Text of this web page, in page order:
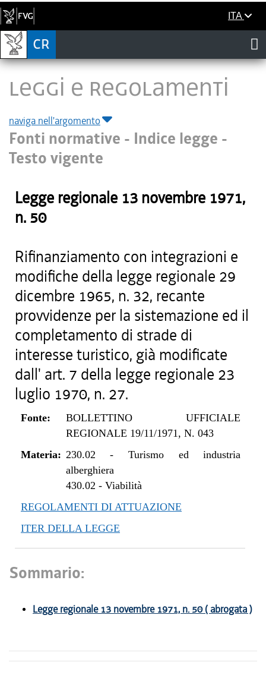
ITA
LEGGI E REGOLAMENTI
naviga nell'argomento
Fonti normative - Indice legge -
Testo vigente
Legge regionale 13 novembre 1971,
n. 50
Rifinanziamento con integrazioni e
modifiche della legge regionale 29
dicembre 1965, n. 32, recante
provvidenze per la sistemazione ed il
completamento di strade di
interesse turistico, già modificate
dall' art. 7 della legge regionale 23
luglio 1970, n. 27.
Fonte:
BOLLETTINO UFFICIALE
REGIONALE 19/11/1971, N. 043
Materia: 230.02 -Turismo ed industria
alberghiera
430.02 - Viabilità
REGOLAMENTI DI ATTUAZIONE
ITER DELLA LEGGE
Sommario:
Legge regionale 13 novembre 1971, n. 50 ( abrogata )